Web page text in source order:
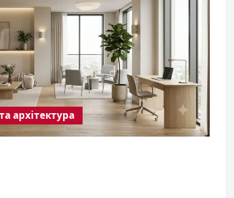
архітектура